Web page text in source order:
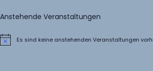
Anstehende Veranstaltungen
HinweisEs sind keine anstehenden Veranstaltungen